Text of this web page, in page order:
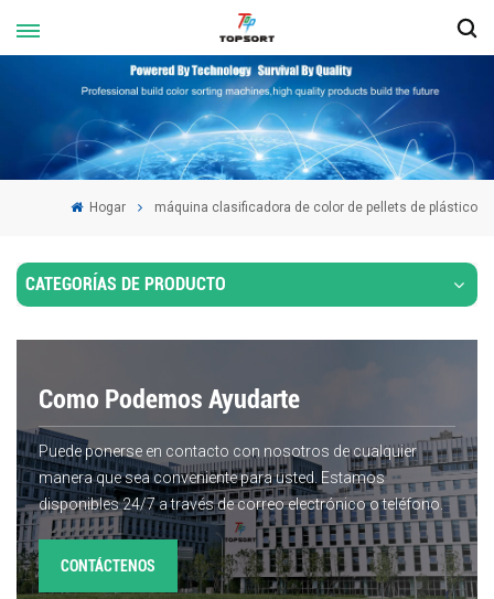
Hogar máquina clasificadora de color de pellets de plástico
CATEGORÍAS DE PRODUCTO
Como Podemos Ayudarte
Puede ponerse en contacto con nosotros de cualquier
manera que sea conveniente para usted. Estamos
disponibles 24/7 a través de correo electrónico o teléfono.
CONTÁCTENOS